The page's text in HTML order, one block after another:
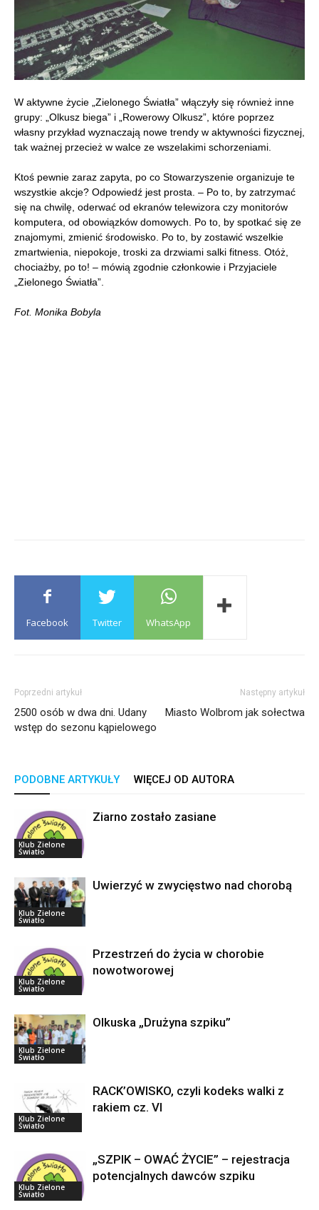
W aktywne życie „Zielonego Światła” włączyły się również inne
grupy: „Olkusz biega” i „Rowerowy Olkusz”, które poprzez
własny przykład wyznaczają nowe trendy w aktywności fizycznej,
tak ważnej przecież w walce ze wszelakimi schorzeniami.
Ktoś pewnie zaraz zapyta, po co Stowarzyszenie organizuje te
wszystkie akcje? Odpowiedź jest prosta. – Po to, by zatrzymać
się na chwilę, oderwać od ekranów telewizora czy monitorów
komputera, od obowiązków domowych. Po to, by spotkać się ze
znajomymi, zmienić środowisko. Po to, by zostawić wszelkie
zmartwienia, niepokoje, troski za drzwiami salki fitness. Otóż,
chociażby, po to! – mówią zgodnie członkowie i Przyjaciele
„Zielonego Światła”.
Fot. Monika Bobyla
Facebook Twitter WhatsApp
Poprzedni artykuł
2500 osób w dwa dni. Udany
wstęp do sezonu kąpielowego
Następny artykuł
Miasto Wolbrom jak sołectwa
PODOBNE ARTYKUŁY WIĘCEJ OD AUTORA
Klub Zielone
Światło
Ziarno zostało zasiane
Klub Zielone
Światło
Uwierzyć w zwycięstwo nad chorobą
Klub Zielone
Światło
Przestrzeń do życia w chorobie
nowotworowej
Klub Zielone
Światło
Olkuska „Drużyna szpiku”
Klub Zielone
Światło
RACK’OWISKO, czyli kodeks walki z
rakiem cz. VI
Klub Zielone
Światło
„SZPIK – OWAĆ ŻYCIE” – rejestracja
potencjalnych dawców szpiku